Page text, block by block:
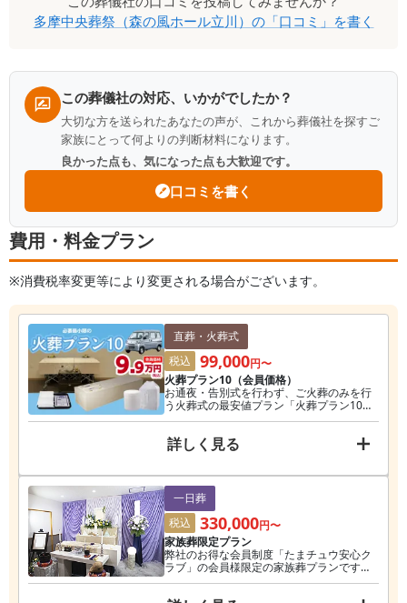
多摩中央葬祭（森の風ホール立川） の「口コミ」を書く
この葬儀社の対応、いかがでしたか？
大切な方を送られたあなたの声が、これから葬儀社を探すご
家族にとって何よりの判断材料になります。
良かった点も、気になった点も大歓迎です。
口コミを書く
費用・料金プラン
※消費税率変更等により変更される場合がございます。
直葬・火葬式
税込
99,000円〜
火葬プラン10（会員価格）
お通夜・告別式を行わず、ご火葬のみを行
う火葬式の最安値プラン「火葬プラン10」
です。こちらは、「不要なものを省き、で
たりのプランです。（一般価格は税込
11,000円）
詳しく見る
一日葬
税込
330,000円〜
家族葬限定プラン
弊社のお得な会員制度「たまチュウ安心ク
ラブ」の会員様限定の家族葬プランです。
お通夜は行わず告別式とご火葬を1日で済ま